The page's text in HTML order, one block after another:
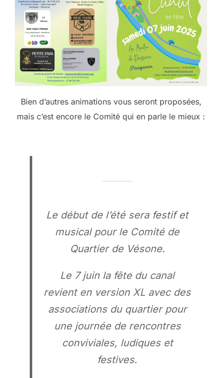
Bien d’autres animations vous seront proposées,
mais c’est encore le Comité qui en parle le mieux :
Le début de l’été sera festif et
musical pour le Comité de
Quartier de Vésone.
Le 7 juin la fête du canal
revient en version XL avec des
associations du quartier pour
une journée de rencontres
conviviales, ludiques et
festives.